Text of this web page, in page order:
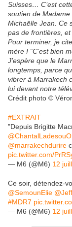
Suisses… C’est
soutien de Madame
Michaëlle Jean. Ce
pas de frontières, et
Pour terminer, je
mère ! “C’est bien
J’espère que le
longtemps, parce
vibrer à Marrakech
lui devant notre
Crédit photo ©
#EXTRAIT
"Depuis Brigitte
@ChantalLadesouO
@marrakechdurire
pic.twitter.com/
— M6 (@M6) 12
Ce soir, détendez-
@SemounElie
#MDR7
— M6 (@M6) 12